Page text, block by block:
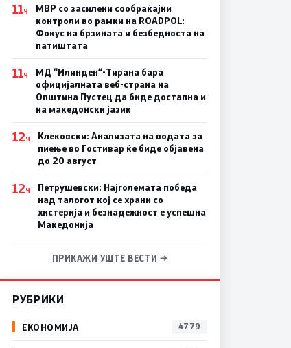
11Ч
МВР со засилени сообраќајни
контроли во рамки на ROADPOL:
Фокус на брзината и безбедноста на
патиштата
11Ч
МД “Илинден“-Тирана бара
официјалната веб-страна на
Општина Пустец да биде достапна и
на македонски јазик
12Ч
Клековски: Анализата на водата за
пиење во Гостивар ќе биде објавена
до 20 август
12Ч
Петрушевски: Најголемата победа
над талогот кој се храни со
хистерија и безнадежност е успешна
Македонија
ПРИКАЖИ УШТЕ ВЕСТИ →
РУБРИКИ
ЕКОНОМИЈА 4779